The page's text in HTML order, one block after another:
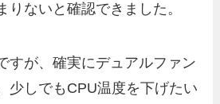
りないと確認できました。
すが、確実にデュアルファン
少しでもCPU温度を下げたい